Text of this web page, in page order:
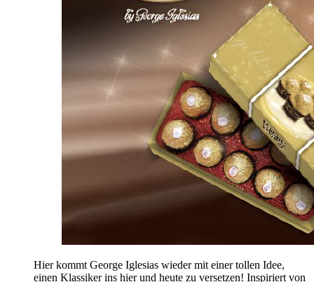
Hier kommt George Iglesias wieder mit einer tollen Idee,
einen Klassiker ins hier und heute zu versetzen! Inspiriert von